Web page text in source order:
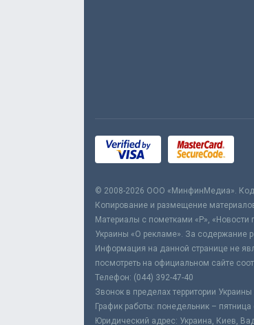
© 2008-2026 ООО «МинфинМедиа».
Копирование и размещение
Материалы с пометками «Р», «Новости
Украины «О рекламе». За содержание
Информация на данной странице не
посмотреть на официальном сайте
Телефон: (044) 392-47-40
Звонок в пределах территории
График работы: понедельник –
Юридический адрес: Украина, Киев,